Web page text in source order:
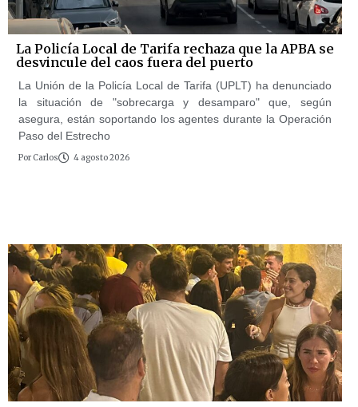
La Policía Local de Tarifa rechaza que la APBA se
desvincule del caos fuera del puerto
La Unión de la Policía Local de Tarifa (UPLT) ha denunciado
la situación de "sobrecarga y desamparo" que, según
asegura, están soportando los agentes durante la Operación
Paso del Estrecho
Por Carlos 4 agosto 2026